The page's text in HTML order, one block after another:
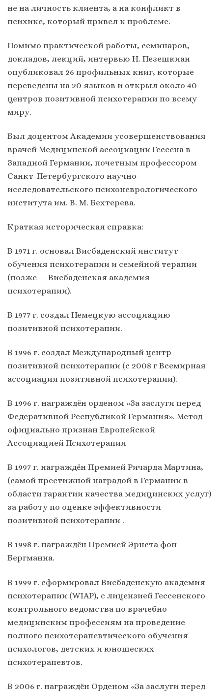
не на личность клиента, а на конфликт в
психике, который привел к проблеме.
Помимо практической работы, семинаров,
докладов, лекций, интервью Н. Пезешкиан
опубликовал 26 профильных книг, которые
переведены на 20 языков и открыл около 40
центров позитивной психотерапии по всему
миру.
Был доцентом Академии усовершенствования
врачей Медицинской ассоциации Гессена в
Западной Германии, почетным профессором
Санкт-Петербургского научно-
исследовательского психоневрологического
института им. В. М. Бехтерева.
Краткая историческая справка:
В 1971 г. основал Висбаденский институт
обучения психотерапии и семейной терапии
(позже — Висбаденская академия
психотерапии).
В 1977 г. создал Немецкую ассоциацию
позитивной психотерапии.
В 1996 г. создал Международный центр
позитивной психотерапии (с 2008 г Всемирная
ассоциация позитивной психотерапии).
В 1996 г. награждён орденом «За заслуги перед
Федеративной Республикой Германия». Метод
официально признан Европейской
Ассоциацией Психотерапии
В 1997 г. награждён Премией Ричарда Мартина,
(самой престижной наградой в Германии в
области гарантии качества медицинских услуг)
за работу по оценке эффективности
позитивной психотерапии .
В 1998 г. награждён Премией Эрнста фон
Бергманна.
В 1999 г. сформировал Висбаденскую академия
психотерапии (WIAP), с лицензией Гессенского
контрольного ведомства по врачебно-
медицинским профессиям на проведение
полного психотерапевтического обучения
психологов, детских и юношеских
психотерапевтов.
В 2006 г. награждён Орденом «За заслуги перед